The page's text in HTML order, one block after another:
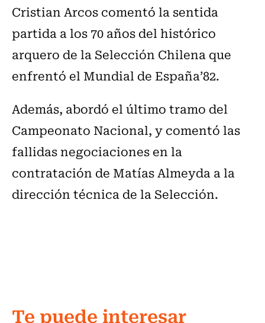
Cristian Arcos comentó la sentida
partida a los 70 años del histórico
arquero de la Selección Chilena que
enfrentó el Mundial de España’82.
Además, abordó el último tramo del
Campeonato Nacional, y comentó las
fallidas negociaciones en la
contratación de Matías Almeyda a la
dirección técnica de la Selección.
Te puede interesar